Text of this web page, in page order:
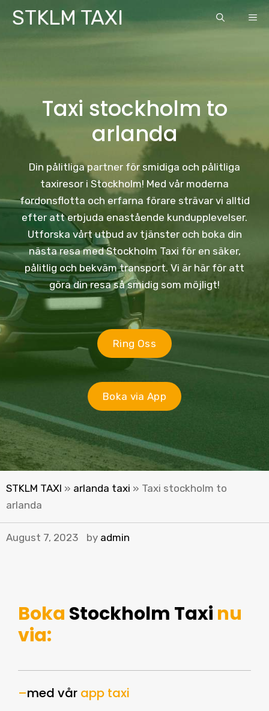
SkipSTKLM TAXI
Taxi stockholm to
arlanda
Din pålitliga partner för smidiga och pålitliga
taxiresor i Stockholm! Med vår moderna
fordonsflotta och erfarna förare strävar vi alltid
efter att erbjuda enastående kundupplevelser.
Utforska vårt utbud av tjänster och boka din
nästa resa med Stockholm Taxi för en säker,
pålitlig och bekväm transport. Vi är här för att
göra din resa så smidig som möjligt!
Ring Oss
Boka via App
STKLM TAXI » arlanda taxi » Taxi stockholm to
arlanda
August 7, 2023 by admin
Boka Stockholm Taxi nu
via:
–med vår app taxi